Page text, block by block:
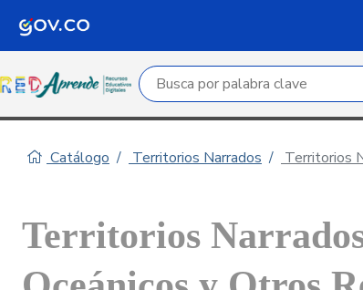
Campo de búsqueda por palabra
Catálogo Territorios Narrados Territorios
Territorios